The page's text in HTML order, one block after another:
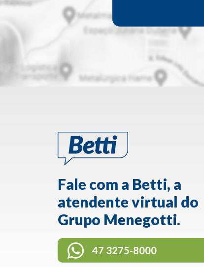
Fale com a Betti, a
atendente virtual do
Grupo Menegotti.
47 3275-8000